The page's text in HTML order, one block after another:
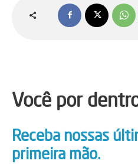
Você por
Receba nossas
primeira mão.